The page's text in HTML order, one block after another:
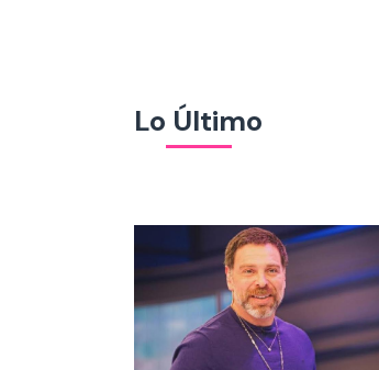
Lo Último